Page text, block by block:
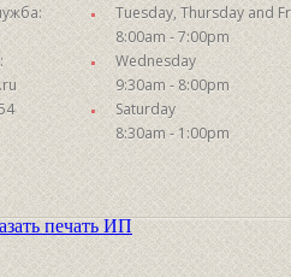
Tuesday, Thursday and
8:00am - 7:00pm
Wednesday
9:30am - 8:00pm
Saturday
8:30am - 1:00pm
печать ИП